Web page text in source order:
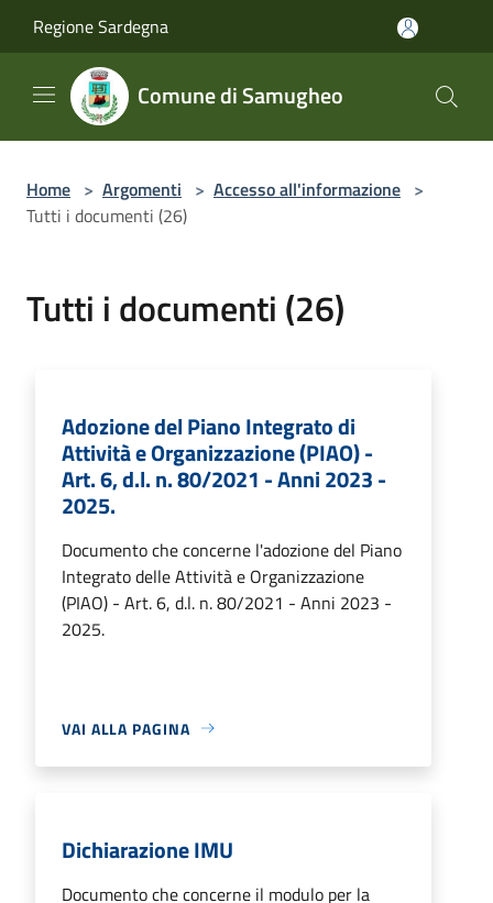
Regione Sardegna
Comune di Samugheo
Home > Argomenti > Accesso all'informazione >
Tutti i documenti (26)
Tutti i documenti (26)
Adozione del Piano Integrato di
Attività e Organizzazione (PIAO) -
Art. 6, d.l. n. 80/2021 - Anni 2023 -
2025.
Documento che concerne l'adozione del Piano
Integrato delle Attività e Organizzazione
(PIAO) - Art. 6, d.l. n. 80/2021 - Anni 2023 -
2025.
VAI ALLA PAGINA
Dichiarazione IMU
Documento che concerne il modulo per la